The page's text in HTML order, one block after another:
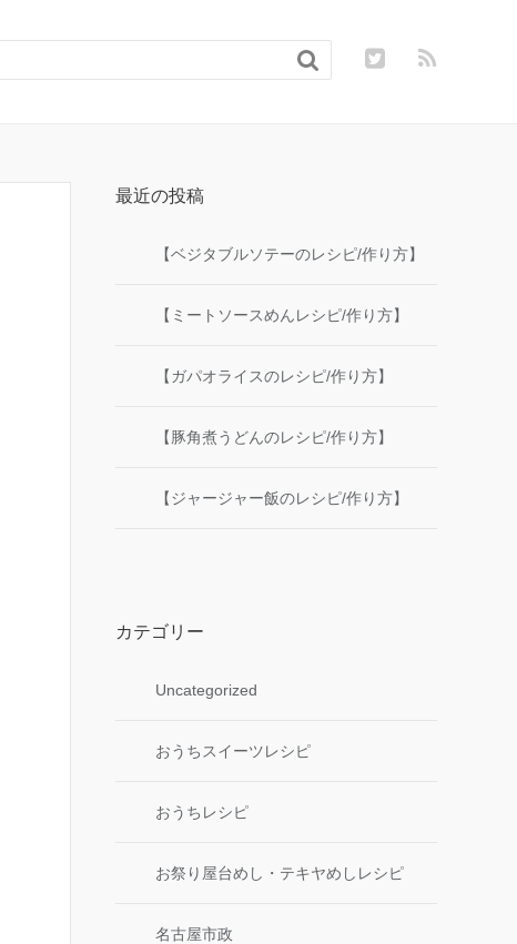

最近の投稿
【ベジタブルソテーのレシピ/作り方】
【ミートソースめんレシピ/作り方】
【ガパオライスのレシピ/作り方】
【豚角煮うどんのレシピ/作り方】
【ジャージャー飯のレシピ/作り方】
カテゴリー
Uncategorized
おうちスイーツレシピ
おうちレシピ
お祭り屋台めし・テキヤめしレシピ
名古屋市政